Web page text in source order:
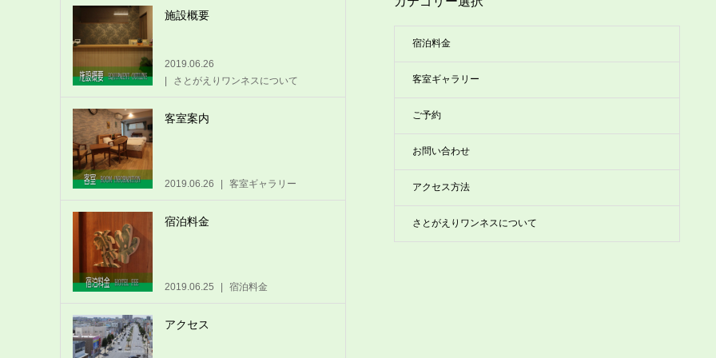
施設概要
2019.06.26
さとがえりワンネスについて
客室案内
2019.06.26 客室ギャラリー
宿泊料金
2019.06.25 宿泊料金
アクセス
宿泊料金
客室ギャラリー
ご予約
お問い合わせ
アクセス方法
さとがえりワンネスについて